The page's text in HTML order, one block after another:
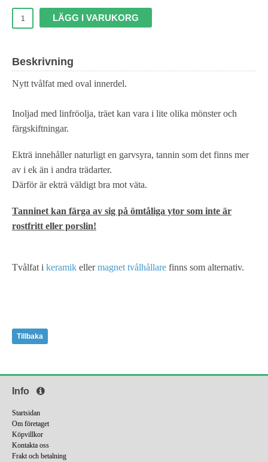
LÄGG I VARUKORG
Beskrivning
Nytt tvålfat med oval innerdel.
Inoljad med linfröolja, träet kan vara i lite olika mönster och
färgskiftningar.
Ekträ innehåller naturligt en garvsyra, tannin som det finns mer
av i ek än i andra trädarter.
Därför är ekträ väldigt bra mot väta.
Tanninet kan färga av sig på ömtåliga ytor som inte är
rostfritt eller porslin!
Tvålfat i keramik ellermagnet tvålhållare finns som alternativ.
Tillbaka
Info
Startsidan
Om företaget
Köpvillkor
Kontakta oss
Frakt och betalning